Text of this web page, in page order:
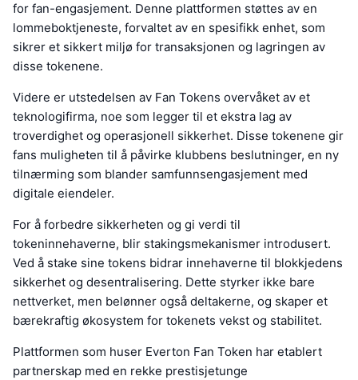
for fan-engasjement. Denne plattformen støttes av en
lommeboktjeneste, forvaltet av en spesifikk enhet, som
sikrer et sikkert miljø for transaksjonen og lagringen av
disse tokenene.
Videre er utstedelsen av Fan Tokens overvåket av et
teknologifirma, noe som legger til et ekstra lag av
troverdighet og operasjonell sikkerhet. Disse tokenene gir
fans muligheten til å påvirke klubbens beslutninger, en ny
tilnærming som blander samfunnsengasjement med
digitale eiendeler.
For å forbedre sikkerheten og gi verdi til
tokeninnehaverne, blir stakingsmekanismer introdusert.
Ved å stake sine tokens bidrar innehaverne til blokkjedens
sikkerhet og desentralisering. Dette styrker ikke bare
nettverket, men belønner også deltakerne, og skaper et
bærekraftig økosystem for tokenets vekst og stabilitet.
Plattformen som huser Everton Fan Token har etablert
partnerskap med en rekke prestisjetunge